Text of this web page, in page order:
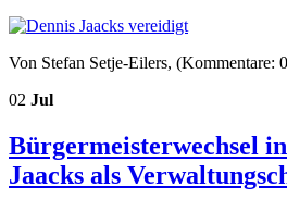
Von Stefan Setje-Eilers, (Kommentare:
02 Jul
Bürgermeisterwechsel
Jaacks als